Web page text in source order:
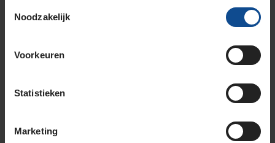
Noodzakelijk
Voorkeuren
Statistieken
Marketing
235/55R19 101V RUNFLAT
235/55R19 105Y EXTRALOAD
245/50R19 105W EXTRALOAD RUNFLAT
255/50R19 103Y